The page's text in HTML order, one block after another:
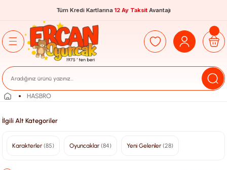
Tüm Kredi Kartlarına 12 Ay Taksit Avantajı
HASBRO
İlgili Alt Kategoriler
Karakterler (85) Oyuncaklar (84) Yeni Gelenler (28)